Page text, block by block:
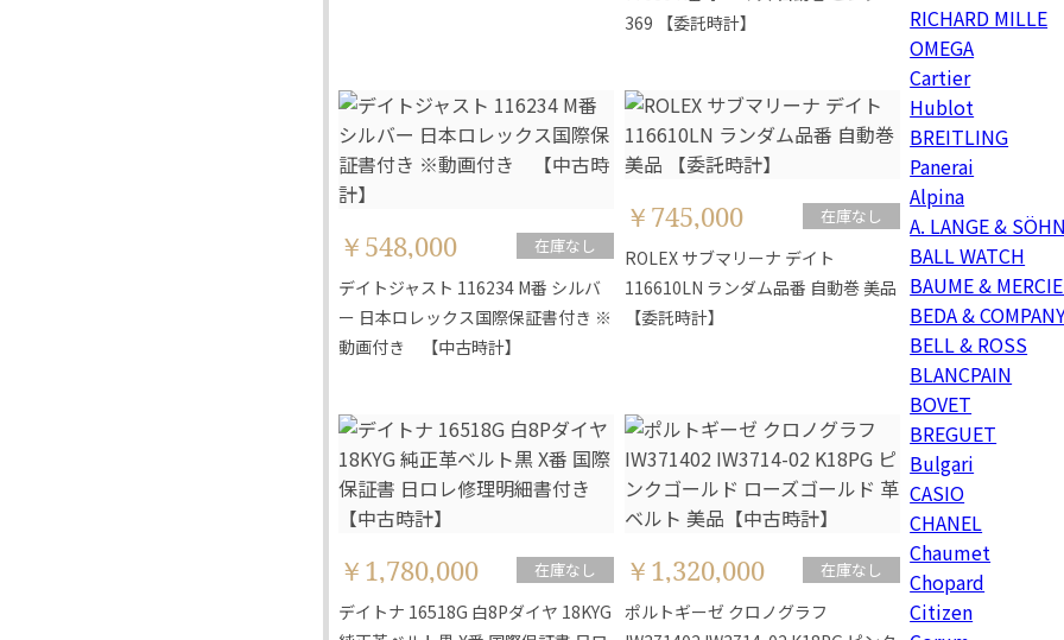
369 【委託時計】
在庫なし
￥548,000
デイトジャスト 116234 M番 シルバ
ー 日本ロレックス国際保証書付き ※
動画付き 【中古時計】
在庫なし
￥745,000
ROLEX サブマリーナ デイト
116610LN ランダム品番 自動巻 美品
【委託時計】
在庫なし
￥1,780,000
デイトナ 16518G 白8Pダイヤ 18KYG
在庫なし
￥1,320,000
ポルトギーゼ クロノグラフ
RICHARD MILLE
OMEGA
Cartier
Hublot
BREITLING
Panerai
Alpina
A. LANGE &
BALL WATCH
BAUME &
BEDA &
BELL & ROSS
BLANCPAIN
BOVET
BREGUET
Bulgari
CASIO
CHANEL
Chaumet
Chopard
Citizen